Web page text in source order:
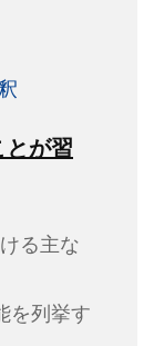
とが習
る主な
を列挙す